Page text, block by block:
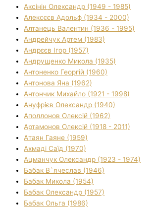
Аксінін Олександр (1949 - 1985)
Алексєєв Адольф (1934 - 2000)
Алтанець Валентин (1936 - 1995)
Андрейчук Артем (1983)
Андрєєв Ігор (1957)
Андрущенко Микола (1935)
Антоненко Георгій (1960)
Антонова Яна (1962)
Антончик Михайло (1921 - 1998)
Ануфрієв Олександр (1940)
Аполлонов Олексій (1962)
Артамонов Олексій (1918 - 2011)
Атаян Гаяне (1959)
Ахмаді Саїд (1970)
Ацманчук Олександр (1923 - 1974)
Бабак В`ячеслав (1946)
Бабак Микола (1954)
Бабак Олександр (1957)
Бабак Ольга (1986)